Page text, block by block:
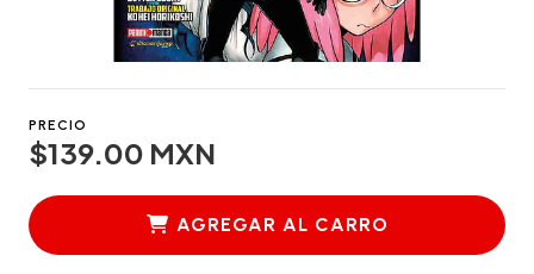
PRECIO
$139.00 MXN
AGREGAR AL CARRO